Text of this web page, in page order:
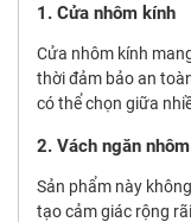
1. Cửa nhôm kính
Cửa nhôm kính
thời đảm bảo an
có thể chọn giữa
2. Vách ngăn
Sản phẩm này
tạo cảm giác rộng